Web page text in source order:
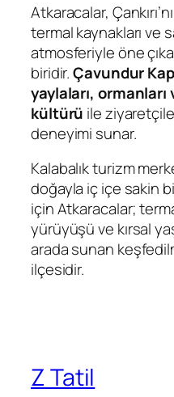
Atkaracalar,
termal kaynakları ve
atmosferiyle öne
biridir.Çavundur
yaylaları,
kültürü ile
deneyimi sunar.
Kalabalık turizm
doğayla iç içe sakin
için Atkaracalar;
yürüyüşü ve kırsal
arada sunan
ilçesidir.
Z Tatil